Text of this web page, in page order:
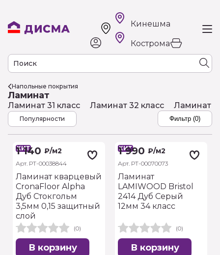
Кинешма
Кострома
Напольные покрытия
Ламинат
Ламинат 31 класс Ламинат 32 класс Ламинат
Популярности Фильтр (0)
ХИТ
1 140 ₽/м2
Арт. РТ-00038844
Ламинат кварцевый
CronaFloor Alpha
Дуб Стокгольм
3,5мм 0,15 защитный
слой
(0)
В корзину
ХИТ
1 990 ₽/м2
Арт. РТ-00070073
Ламинат
LAMIWOOD Bristol
2414 Дуб Серый
12мм 34 класс
(0)
В корзину